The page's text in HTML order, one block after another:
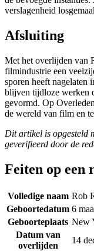
verslagenheid
Afsluiting
Met het overlijden van
filmindustrie een
sporen heeft nagelaten
blijven tijdloze werken
gevormd. Op
de wereld van film en
Dit artikel is opgesteld
geverifieerd door de
Feiten op een
Volledige naam Rob
Geboortedatum 6
Geboorteplaats New
Datum van
overlijden
14